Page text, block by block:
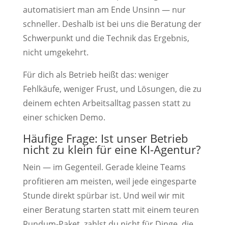
automatisiert man am Ende Unsinn — nur
schneller. Deshalb ist bei uns die Beratung der
Schwerpunkt und die Technik das Ergebnis,
nicht umgekehrt.
Für dich als Betrieb heißt das: weniger
Fehlkäufe, weniger Frust, und Lösungen, die zu
deinem echten Arbeitsalltag passen statt zu
einer schicken Demo.
Häufige Frage: Ist unser Betrieb
nicht zu klein für eine KI-Agentur?
Nein — im Gegenteil. Gerade kleine Teams
profitieren am meisten, weil jede eingesparte
Stunde direkt spürbar ist. Und weil wir mit
einer Beratung starten statt mit einem teuren